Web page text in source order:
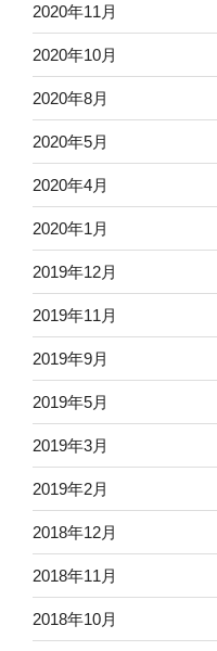
2020年11月
2020年10月
2020年8月
2020年5月
2020年4月
2020年1月
2019年12月
2019年11月
2019年9月
2019年5月
2019年3月
2019年2月
2018年12月
2018年11月
2018年10月